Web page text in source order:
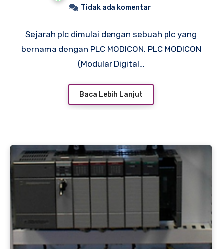
Tidak ada komentar
Sejarah plc dimulai dengan sebuah plc yang
bernama dengan PLC MODICON. PLC MODICON
(Modular Digital…
Baca Lebih Lanjut